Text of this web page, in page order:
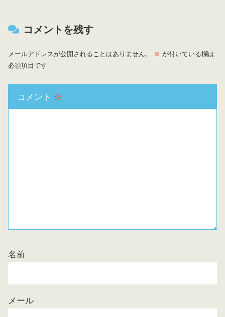
コメントを残す
メールアドレスが公開されることはありません。 ※ が付いている欄は
必須項目です
コメント ※
名前
メール